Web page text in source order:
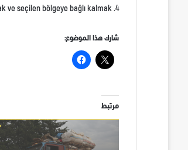
4. İnsani geçişlere (ağrıyı hafifletmek için arterler) yaklaşmamak ve seçilen bölgeye bağlı kalmak.
شارك هذا الموضوع:
مرتبط